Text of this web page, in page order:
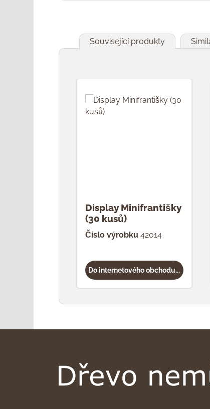
Související produkty
Display Minifrantišky
(30 kusů)
Číslo výrobku 42014
Do internetového obchodu...